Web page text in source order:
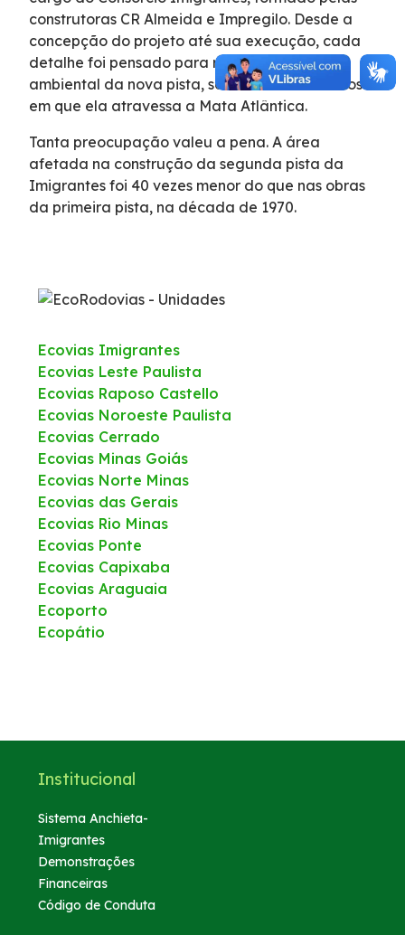
construtoras CR Almeida e Impregilo. Desde a
concepção do projeto até sua execução, cada
detalhe foi pensado para reduzir o impacto
ambiental da nova pista, sobretudo nos trechos
em que ela atravessa a Mata Atlântica.
Tanta preocupação valeu a pena. A área
afetada na construção da segunda pista da
Imigrantes foi 40 vezes menor do que nas obras
da primeira pista, na década de 1970.
Ecovias Imigrantes
Ecovias Leste Paulista
Ecovias Raposo Castello
Ecovias Noroeste Paulista
Ecovias Cerrado
Ecovias Minas Goiás
Ecovias Norte Minas
Ecovias das Gerais
Ecovias Rio Minas
Ecovias Ponte
Ecovias Capixaba
Ecovias Araguaia
Ecoporto
Ecopátio
Institucional
Sistema Anchieta-
Imigrantes
Demonstrações
Financeiras
Código de Conduta